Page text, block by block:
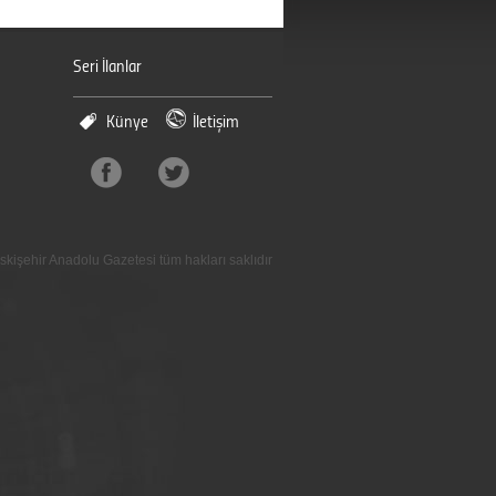
Seri İlanlar
Künye İletişim
Anadolu Gazetesi tüm hakları saklıdır